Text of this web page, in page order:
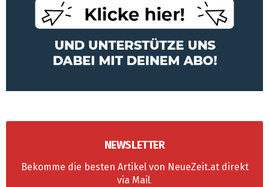
NEWSLETTER
Bekomme die besten Artikel von NeueZeit.at direkt
via Mail.